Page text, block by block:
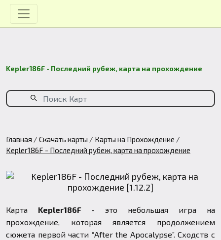
Kepler186F - Последний рубеж, карта на прохождение
Главная Скачать карты
Карты на Прохождение
Kepler186F - Последний рубеж, карта на прохождение
Карта Kepler186F - это небольшая игра на
прохождение, которая является продолжением
сюжета первой части “After the Apocalypse”. Сходств с